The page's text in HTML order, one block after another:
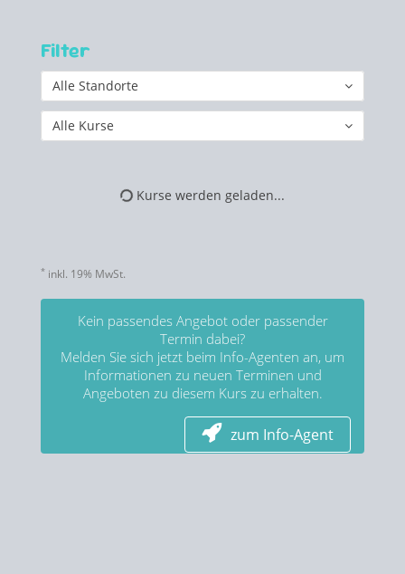
Filter
Alle Standorte
Alle Kurse
Kurse werden geladen...
* inkl. 19% MwSt.
Kein passendes Angebot oder passender
Termin dabei?
Melden Sie sich jetzt beim Info-Agenten an, um
Informationen zu neuen Terminen und
Angeboten zu diesem Kurs zu erhalten.
zum Info-Agent